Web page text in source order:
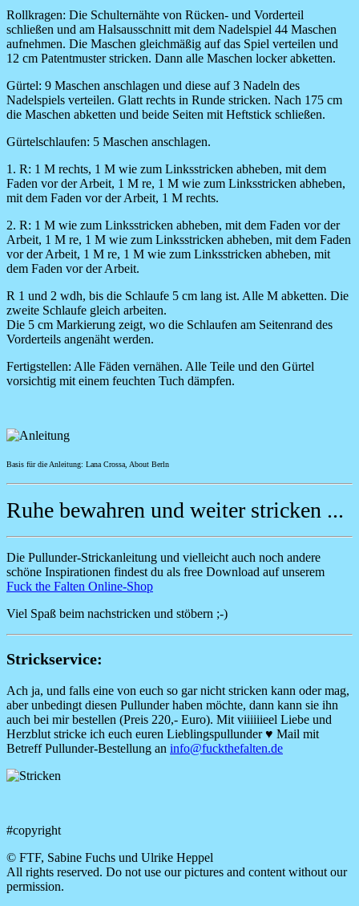
Rollkragen: Die Schulternähte von Rücken- und Vorderteil
schließen und am Halsausschnitt mit dem Nadelspiel 44 Maschen
aufnehmen. Die Maschen gleichmäßig auf das Spiel verteilen und
12 cm Patentmuster stricken. Dann alle Maschen locker abketten.
Gürtel: 9 Maschen anschlagen und diese auf 3 Nadeln des
Nadelspiels verteilen. Glatt rechts in Runde stricken. Nach 175 cm
die Maschen abketten und beide Seiten mit Heftstick schließen.
Gürtelschlaufen: 5 Maschen anschlagen.
1. R: 1 M rechts, 1 M wie zum Linksstricken abheben, mit dem
Faden vor der Arbeit, 1 M re, 1 M wie zum Linksstricken abheben,
mit dem Faden vor der Arbeit, 1 M rechts.
2. R: 1 M wie zum Linksstricken abheben, mit dem Faden vor der
Arbeit, 1 M re, 1 M wie zum Linksstricken abheben, mit dem Faden
vor der Arbeit, 1 M re, 1 M wie zum Linksstricken abheben, mit
dem Faden vor der Arbeit.
R 1 und 2 wdh, bis die Schlaufe 5 cm lang ist. Alle M abketten. Die
zweite Schlaufe gleich arbeiten.
Die 5 cm Markierung zeigt, wo die Schlaufen am Seitenrand des
Vorderteils angenäht werden.
Fertigstellen: Alle Fäden vernähen. Alle Teile und den Gürtel
vorsichtig mit einem feuchten Tuch dämpfen.
Image
Basis für die Anleitung: Lana Crossa, About Berln
Ruhe bewahren und weiter stricken ...
Die Pullunder-Strickanleitung und vielleicht auch noch andere
schöne Inspirationen findest du als free Download auf unserem
Fuck the Falten Online-Shop
Viel Spaß beim nachstricken und stöbern ;-)
Strickservice:
Ach ja, und falls eine von euch so gar nicht stricken kann oder mag,
aber unbedingt diesen Pullunder haben möchte, dann kann sie ihn
auch bei mir bestellen (Preis 220,- Euro). Mit viiiiiieel Liebe und
Herzblut stricke ich euch euren Lieblingspullunder ♥ Mail mit
Betreff Pullunder-Bestellung an info@fuckthefalten.de
Image
#copyright
© FTF, Sabine Fuchs und Ulrike Heppel
All rights reserved. Do not use our pictures and content without our
permission.